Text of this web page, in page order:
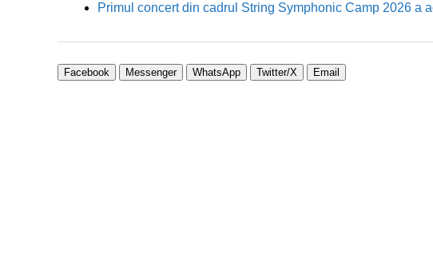
Primul concert din cadrul String Symphonic Camp 2026 a
Facebook Messenger WhatsApp Twitter/X Email